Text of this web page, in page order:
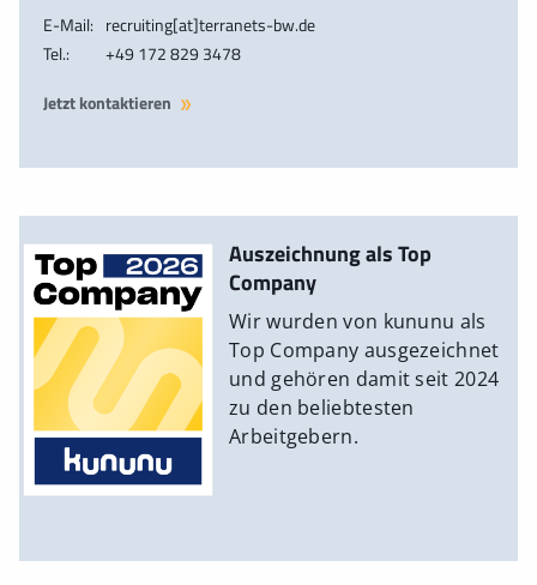
E-Mail: recruiting[at]terranets-bw.de
Tel.:
+49 172 829 3478
Jetzt kontaktieren
Auszeichnung als Top
Company
Wir wurden von kununu als
Top Company ausgezeichnet
und gehören damit seit 2024
zu den beliebtesten
Arbeitgebern.